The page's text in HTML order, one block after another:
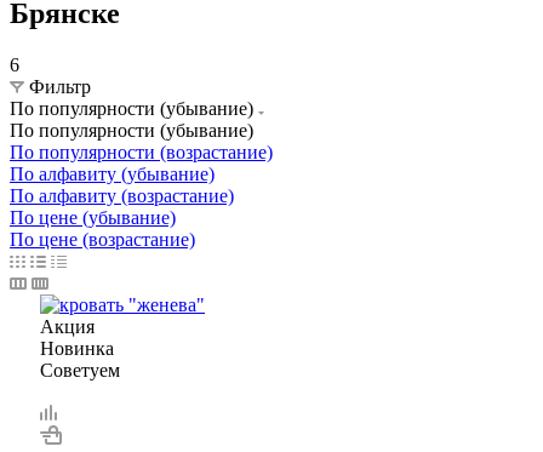
Брянске
6
Фильтр
По популярности (убывание)
По популярности (убывание)
По популярности (возрастание)
По алфавиту (убывание)
По алфавиту (возрастание)
По цене (убывание)
По цене (возрастание)
Акция
Новинка
Советуем